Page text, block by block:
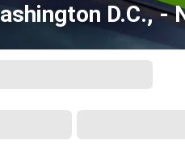
D.C., -